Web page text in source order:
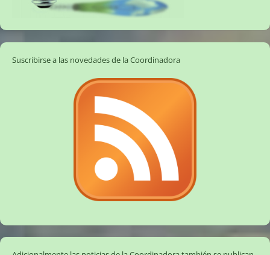
Suscribirse a las novedades de la Coordinadora